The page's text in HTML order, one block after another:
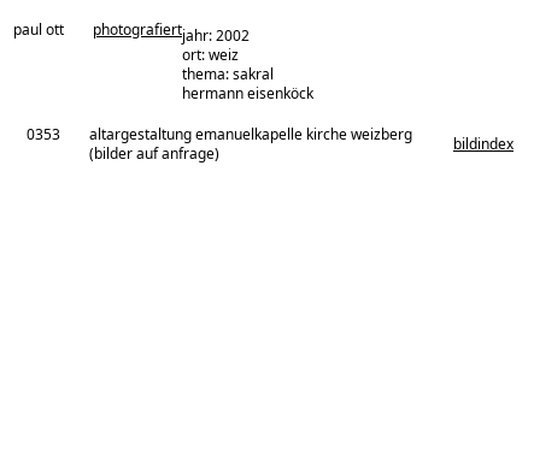
paul ott photografiertjahr: 2002
ort: weiz
thema: sakral
architekturbüro:
hermann eisenköck
0353
altargestaltung emanuelkapelle kirche weizberg
(bilder auf anfrage)
bildindex